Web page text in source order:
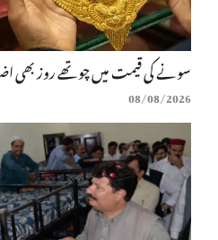
سونے کی قیمت میں چوتھے روز بھی
08/08/2026